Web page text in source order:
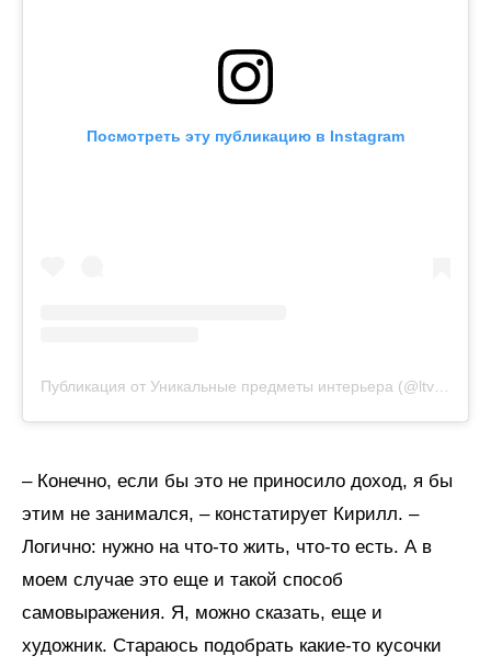
Посмотреть эту публикацию в Instagram
– Конечно, если бы это не приносило доход, я бы
этим не занимался, – констатирует Кирилл. –
Логично: нужно на что-то жить, что-то есть. А в
моем случае это еще и такой способ
самовыражения. Я, можно сказать, еще и
художник. Стараюсь подобрать какие-то кусочки